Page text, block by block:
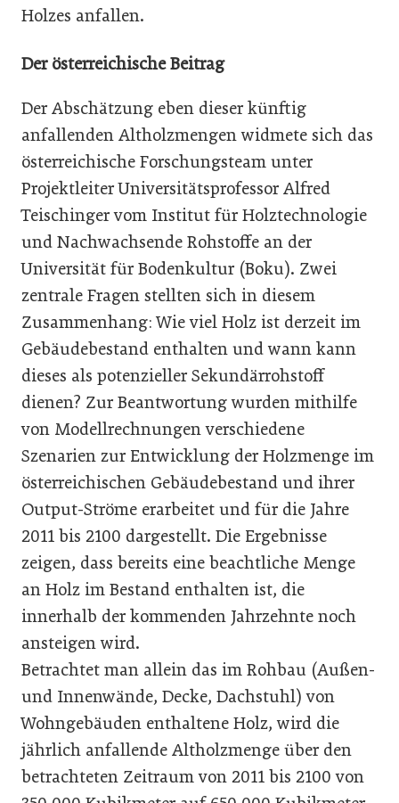
Holzes anfallen.
Der österreichische Beitrag
Der Abschätzung eben dieser künftig
anfallenden Altholzmengen widmete sich das
österreichische Forschungsteam unter
Projektleiter Universitätsprofessor Alfred
Teischinger vom Institut für Holztechnologie
und Nachwachsende Rohstoffe an der
Universität für Bodenkultur (Boku). Zwei
zentrale Fragen stellten sich in diesem
Zusammenhang: Wie viel Holz ist derzeit im
Gebäudebestand enthalten und wann kann
dieses als potenzieller Sekundärrohstoff
dienen? Zur Beantwortung wurden mithilfe
von Modellrechnungen verschiedene
Szenarien zur Entwicklung der Holzmenge im
österreichischen Gebäudebestand und ihrer
Output-Ströme erarbeitet und für die Jahre
2011 bis 2100 dargestellt. Die Ergebnisse
zeigen, dass bereits eine beachtliche Menge
an Holz im Bestand enthalten ist, die
innerhalb der kommenden Jahrzehnte noch
ansteigen wird.
Betrachtet man allein das im Rohbau (Außen-
und Innenwände, Decke, Dachstuhl) von
Wohngebäuden enthaltene Holz, wird die
jährlich anfallende Altholzmenge über den
betrachteten Zeitraum von 2011 bis 2100 von